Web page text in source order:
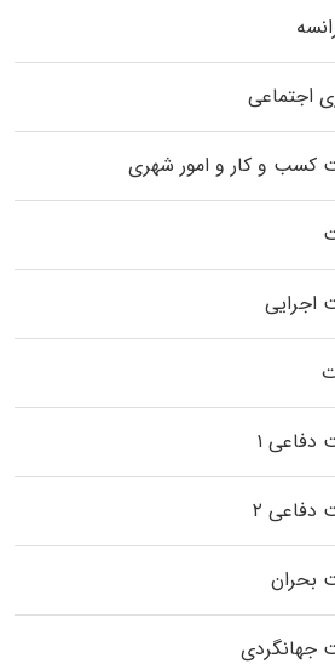
اجتماعی
کسب و کار و امور شهری
اجرایی
۱
۲
بحران
جهانگردی